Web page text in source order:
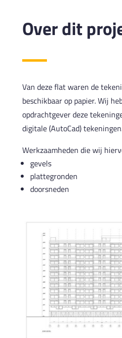
Over dit
Van deze flat waren de
beschikbaar op papier. Wij
opdrachtgever deze
digitale (AutoCad)
Werkzaamheden die wij
gevels
plattegronden
doorsneden